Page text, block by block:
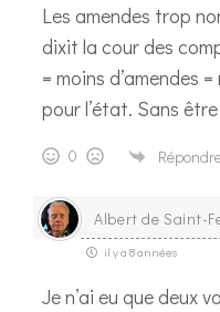
Les amendes trop
dixit la cour des
= moins d’amendes
pour l’état. Sans
0
Albert de Saint-
il y a 8 années
Je n’ai eu que deux